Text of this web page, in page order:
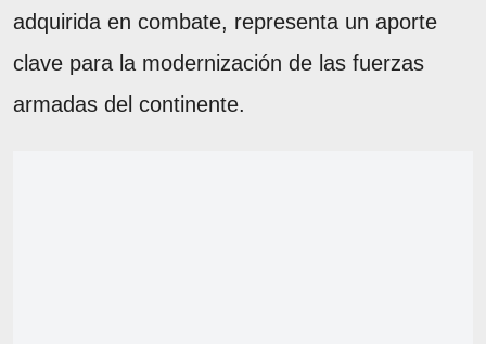
adquirida en combate, representa un aporte
clave para la modernización de las fuerzas
armadas del continente.